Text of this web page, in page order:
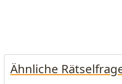
Ähnliche